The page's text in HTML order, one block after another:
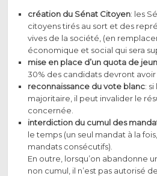
création du Sénat Citoyen: les
citoyens tirés au sort et des
vives de la société, (en
économique et social qui sera
mise en place d’un quota de
30% des candidats devront avoir
reconnaissance du vote blanc:
majoritaire, il peut invalider le
concernée.
interdiction du cumul des
le temps (un seul mandat à la
mandats consécutifs).
En outre, lorsqu’on abandonne
non cumul, il n’est pas autorisé